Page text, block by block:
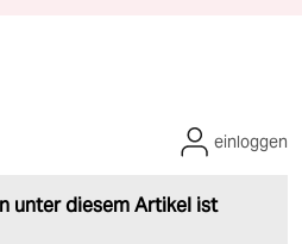
unter diesem Artikel ist
einloggen